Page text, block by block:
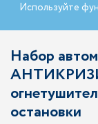
Используйте
Набор
остановки